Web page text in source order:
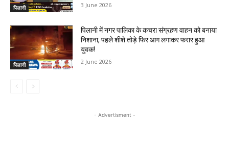
पिलानी 3 June 2026
पिलानी
पिलानी में नगर पालिका के कचरा संग्रहण वाहन को बनाया
निशाना, पहले शीशे तोड़े फिर आग लगाकर फरार हुआ
युवक!
2 June 2026
- Advertisment -